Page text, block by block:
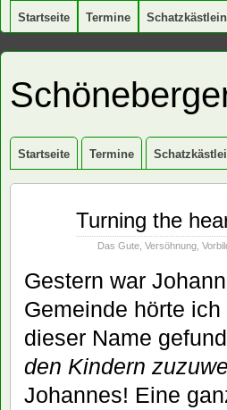
Startseite Termine Schatzkästlein
Startseite Termine
Turning the
Das Gute Versöhnung
Gestern war
Gemeinde hörte
dieser Name
den Kindern
Johannes! Eine